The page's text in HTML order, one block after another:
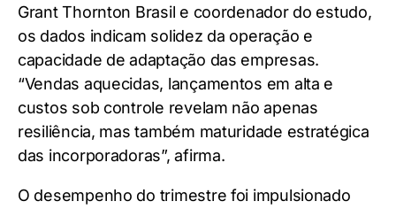
Grant Thornton Brasil e coordenador do estudo,
os dados indicam solidez da operação e
capacidade de adaptação das empresas.
“Vendas aquecidas, lançamentos em alta e
custos sob controle revelam não apenas
resiliência, mas também maturidade estratégica
das incorporadoras”, afirma.
O desempenho do trimestre foi impulsionado